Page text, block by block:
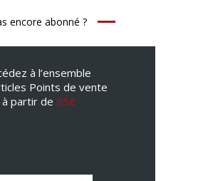
encore abonné ?
à l’ensemble
Points de vente
à partir de 95€